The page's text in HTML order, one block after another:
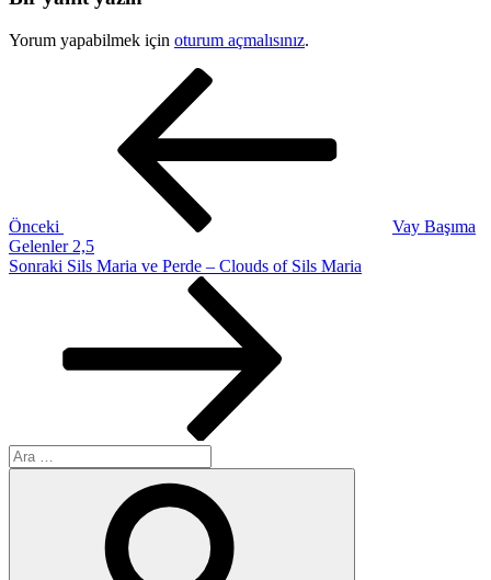
Yorum yapabilmek için oturum açmalısınız.
Önceki
Vay Başıma
Gelenler 2,5
Sonraki
Sonraki Sils Maria ve Perde – Clouds of Sils Maria
Ara: